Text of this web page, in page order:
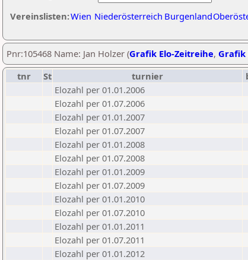
Vereinslisten:Wien Niederösterreich Burgenland
Pnr:105468 Name: Jan Holzer (Grafik Elo-Zeitreihe, Grafik
tnr
St turnier
Elozahl per 01.01.2006
Elozahl per 01.07.2006
Elozahl per 01.01.2007
Elozahl per 01.07.2007
Elozahl per 01.01.2008
Elozahl per 01.07.2008
Elozahl per 01.01.2009
Elozahl per 01.07.2009
Elozahl per 01.01.2010
Elozahl per 01.07.2010
Elozahl per 01.01.2011
Elozahl per 01.07.2011
Elozahl per 01.01.2012